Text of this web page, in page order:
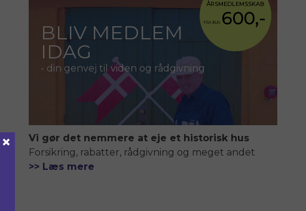
BLIV MEDLEM
IDAG
- din genvej til viden og rådgivning
ÅRSMEDLEMSSKAB
FRA KUN 600,-
Vi gør det nemmere at eje et historisk hus
Forsikring, rabatter, rådgivning og meget andet
>> Læs mere
×